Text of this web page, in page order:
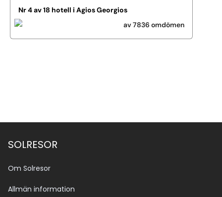
Nr 4 av 18 hotell i Agios Georgios
av 7836 omdömen
SOLRESOR
Om Solresor
Allmän information